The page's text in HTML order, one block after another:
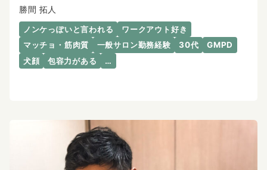
勝間 拓人
ノンケっぽいと言われる
ワークアウト好き
マッチョ・筋肉質
一般サロン勤務経験 30代
GMPD
犬顔
包容力がある …